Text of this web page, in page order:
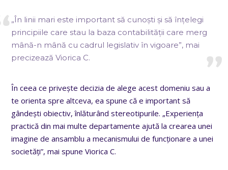
„În linii mari este important să cunoști și să înțelegi
principiile care stau la baza contabilității care merg
mână-n mână cu cadrul legislativ în vigoare”, mai
precizează Viorica C.
În ceea ce privește decizia de alege acest domeniu sau a
te orienta spre altceva, ea spune că e important să
gândești obiectiv, înlăturând stereotipurile. „Experiența
practică din mai multe departamente ajută la crearea unei
imagine de ansamblu a mecanismului de funcționare a unei
societăți”, mai spune Viorica C.